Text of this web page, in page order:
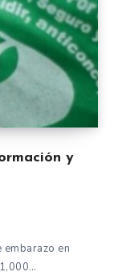
y
embarazo en